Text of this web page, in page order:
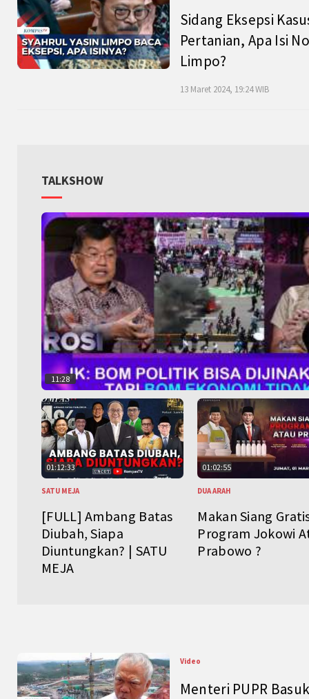
Sidang Eksepsi
Pertanian, Apa Isi
Limpo?
13 Maret 2024, 19:24 WIB
TALKSHOW
11:28
01:12:33
SATU MEJA
[FULL] Ambang Batas
Diubah, Siapa
Diuntungkan? | SATU
MEJA
01:02:55
DUA ARAH
Makan Siang
Program Jokowi
Prabowo ?
Video
Menteri PUPR